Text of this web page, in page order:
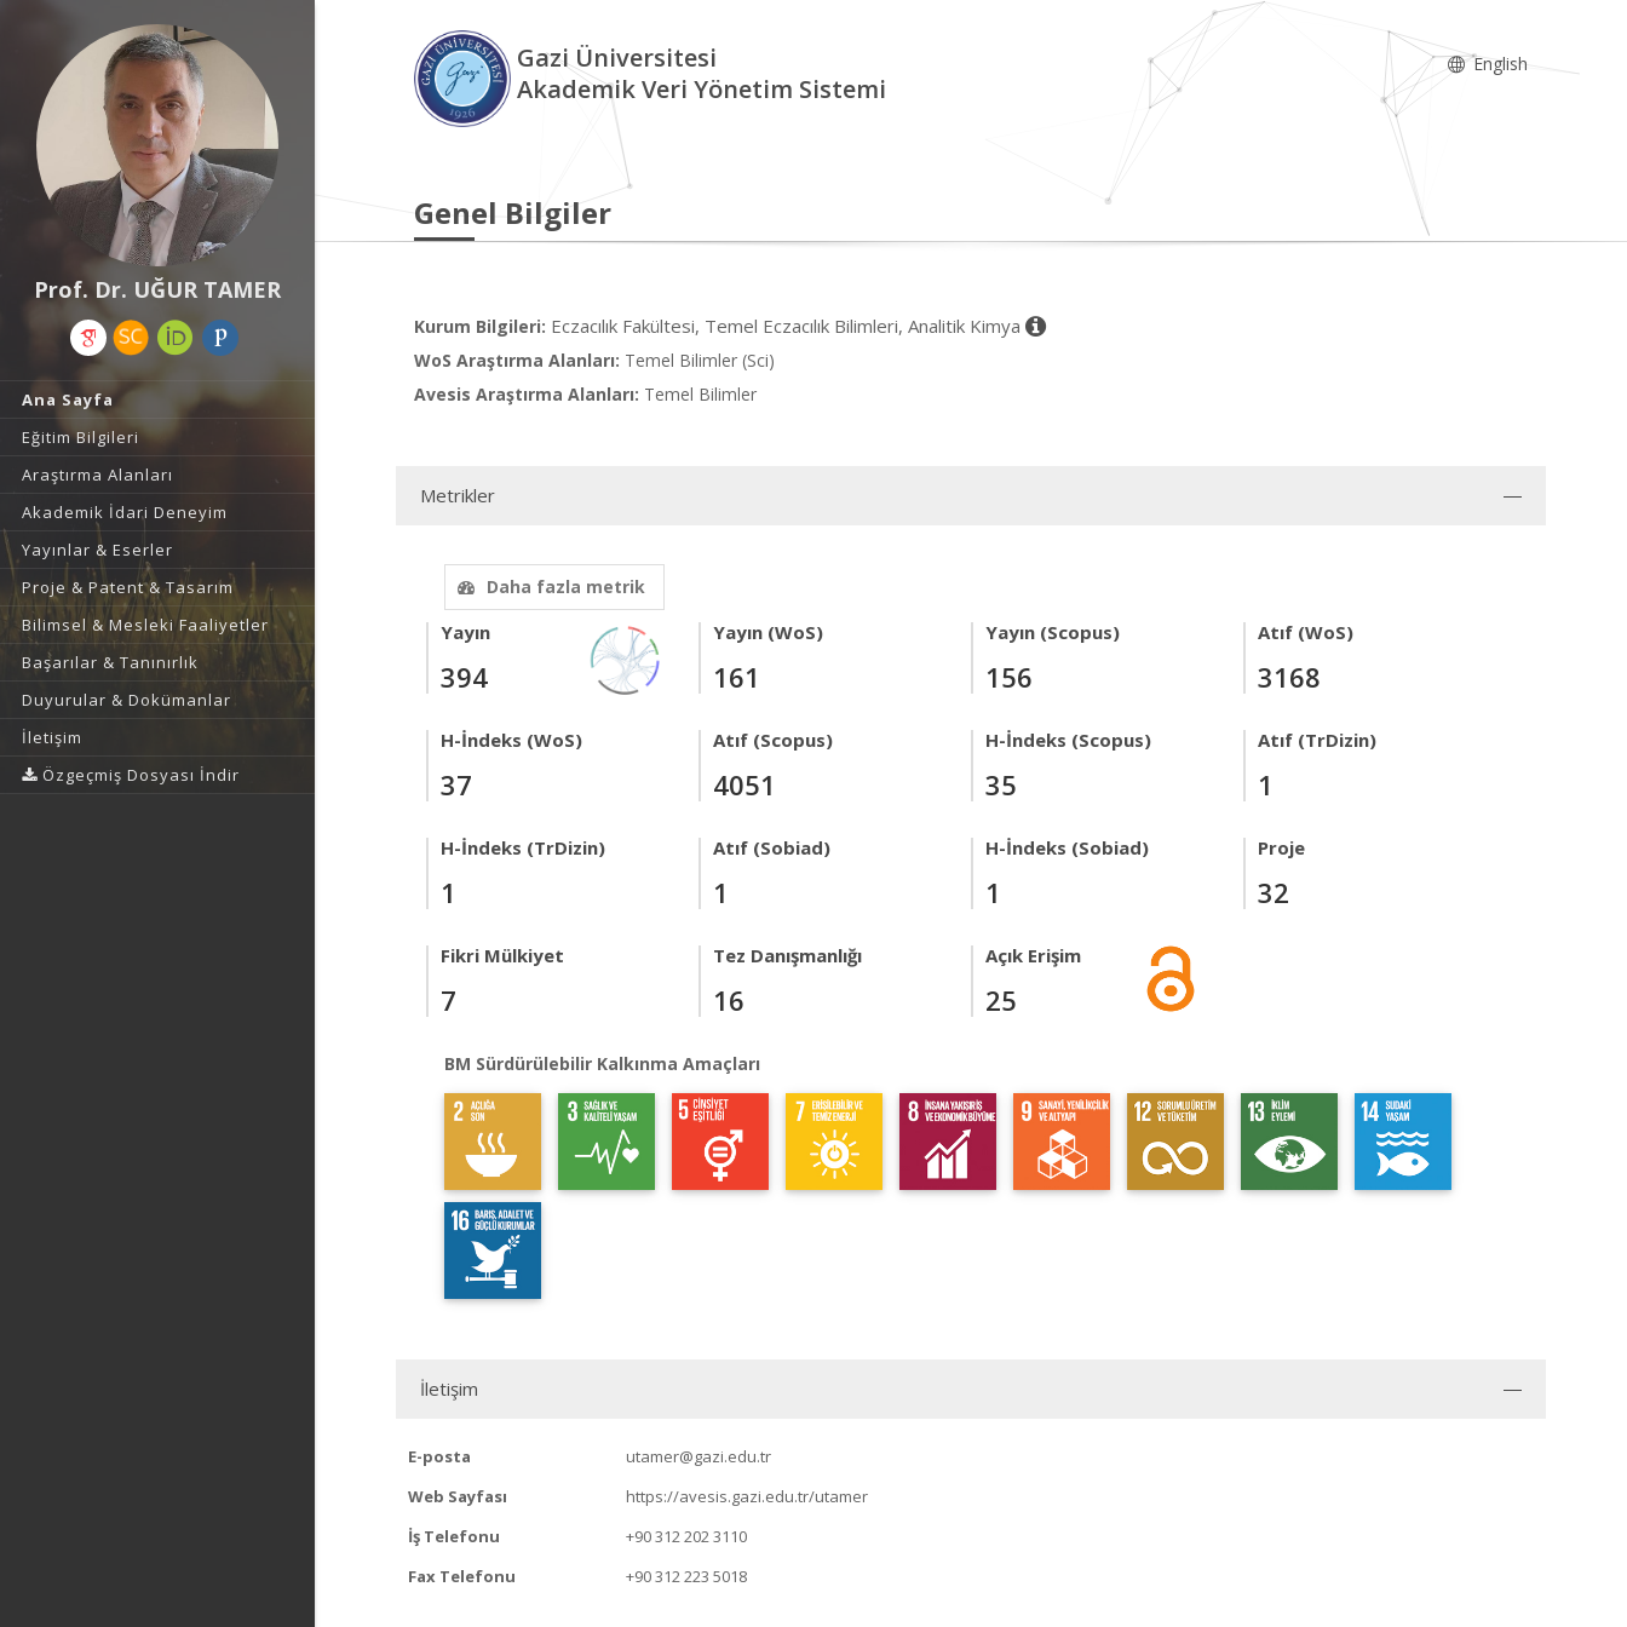
Prof. Dr. UĞUR TAMER
Ana Sayfa
Eğitim Bilgileri
Araştırma Alanları
Akademik İdari Deneyim
Yayınlar & Eserler
Proje & Patent & Tasarım
Bilimsel & Mesleki Faaliyetler
Başarılar & Tanınırlık
Duyurular & Dokümanlar
İletişim
Özgeçmiş Dosyası İndir
Gazi Üniversitesi
Akademik Veri Yönetim Sistemi
English
Genel Bilgiler
Kurum Bilgileri: Eczacılık Fakültesi, Temel Eczacılık Bilimleri, Analitik Kimya
WoS Araştırma Alanları: Temel Bilimler (Sci)
Avesis Araştırma Alanları: Temel Bilimler
Metrikler
Daha fazla metrik
Yayın
394
Yayın (WoS)
161
Yayın (Scopus)
156
Atıf (WoS)
3168
H-İndeks (WoS)
37
Atıf (Scopus)
4051
H-İndeks (Scopus)
35
Atıf (TrDizin)
1
H-İndeks (TrDizin)
1
Atıf (Sobiad)
1
H-İndeks (Sobiad)
1
Proje
32
Fikri Mülkiyet
7
Tez Danışmanlığı
16
Açık Erişim
25
BM Sürdürülebilir Kalkınma Amaçları
İletişim
E-posta
utamer@gazi.edu.tr
Web Sayfası
https://avesis.gazi.edu.tr/utamer
İş Telefonu
+90 312 202 3110
Fax Telefonu
+90 312 223 5018